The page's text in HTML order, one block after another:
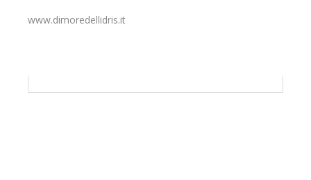
www.dimoredellidris.it